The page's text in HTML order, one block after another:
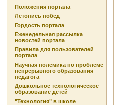
Положения портала
Летопись побед
Гордость портала
Еженедельная рассылка
новостей портала
Правила для пользователей
портала
Научная полемика по проблеме
непрерывного образования
педагога
Дошкольное технологическое
образование детей
"Технология" в школе